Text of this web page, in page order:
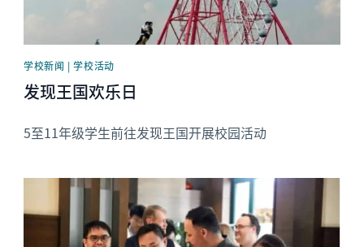
学校新闻 | 学校活动
发现王国欢乐日
5至11年级学生前往发现王国开展校园活动
News image